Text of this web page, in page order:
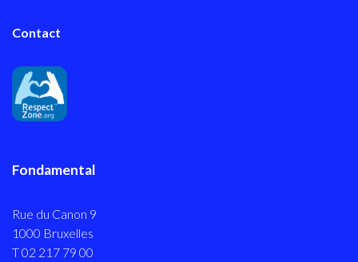
Contact
Fondamental
Rue du Canon 9
1000 Bruxelles
T 02 217 79 00